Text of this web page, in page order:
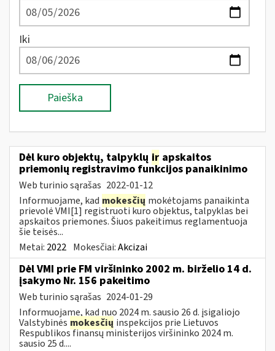
Iki
Paieška
Dėl kuro objektų, talpyklų ir apskaitos
priemonių registravimo funkcijos panaikinimo
Web turinio sąrašas 2022-01-12
Informuojame, kad mokesčių mokėtojams panaikinta
prievolė VMI[1] registruoti kuro objektus, talpyklas bei
apskaitos priemones. Šiuos pakeitimus reglamentuoja
šie teisės...
Metai: 2022 Mokesčiai:Akcizai
Dėl VMI prie FM viršininko 2002 m. birželio 14 d.
įsakymo Nr. 156 pakeitimo
Web turinio sąrašas 2024-01-29
Informuojame, kad nuo 2024 m. sausio 26 d. įsigaliojo
Valstybinės mokesčių inspekcijos prie Lietuvos
Respublikos finansų ministerijos viršininko 2024 m.
sausio 25 d....